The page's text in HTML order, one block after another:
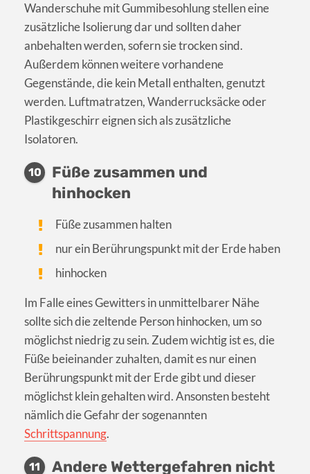
Wanderschuhe mit Gummibesohlung stellen eine
zusätzliche Isolierung dar und sollten daher
anbehalten werden, sofern sie trocken sind.
Außerdem können weitere vorhandene
Gegenstände, die kein Metall enthalten, genutzt
werden. Luftmatratzen, Wanderrucksäcke oder
Plastikgeschirr eignen sich als zusätzliche
Isolatoren.
10
Füße zusammen und
hinhocken
Füße zusammen halten
nur ein Berührungspunkt mit der Erde haben
hinhocken
Im Falle eines Gewitters in unmittelbarer Nähe
sollte sich die zeltende Person hinhocken, um so
möglichst niedrig zu sein. Zudem wichtig ist es, die
Füße beieinander zuhalten, damit es nur einen
Berührungspunkt mit der Erde gibt und dieser
möglichst klein gehalten wird. Ansonsten besteht
nämlich die Gefahr der sogenannten
Schrittspannung.
11 Andere Wettergefahren nicht